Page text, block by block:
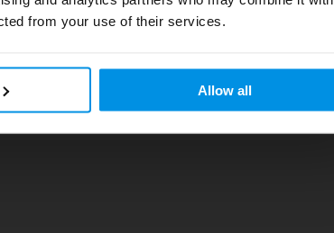
from your use of their services.
Allow all